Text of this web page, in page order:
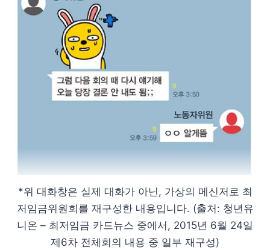
*위 대화창은 실제 대화가 아닌, 가상의 메신저로 최
저임금위원회를 재구성한 내용입니다. (출처: 청년유
니온 – 최저임금 카드뉴스 중에서, 2015년 6월 24일
제6차 전체회의 내용 중 일부 재구성)